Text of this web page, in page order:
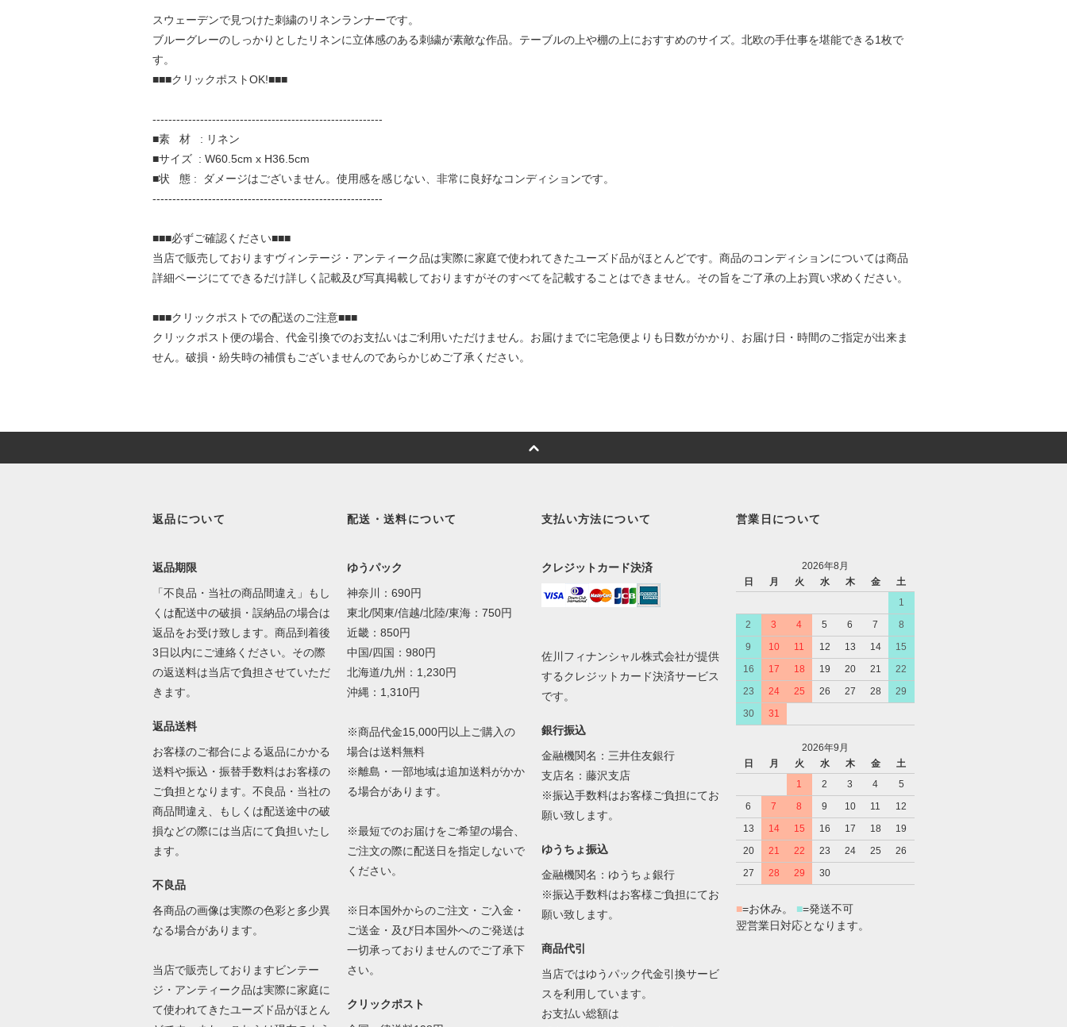
スウェーデンで見つけた刺繍のリネンランナーです。
ブルーグレーのしっかりとしたリネンに立体感のある刺繍が素敵な作品。テーブルの上や棚の上におすすめのサイズ。北欧の手仕事を堪能できる1枚で
す。
■■■クリックポストOK!■■■
----------------------------------------------------------
■素 材 : リネン
■サイズ : W60.5cm x H36.5cm
■状 態 : ダメージはございません。使用感を感じない、非常に良好なコンディションです。
----------------------------------------------------------
■■■必ずご確認ください■■■
当店で販売しておりますヴィンテージ・アンティーク品は実際に家庭で使われてきたユーズド品がほとんどです。商品のコンディションについては商品
詳細ページにてできるだけ詳しく記載及び写真掲載しておりますがそのすべてを記載することはできません。その旨をご了承の上お買い求めください。
■■■クリックポストでの配送のご注意■■■
クリックポスト便の場合、代金引換でのお支払いはご利用いただけません。お届けまでに宅急便よりも日数がかかり、お届け日・時間のご指定が出来ま
せん。破損・紛失時の補償もございませんのであらかじめご了承ください。
返品について
返品期限
「不良品・当社の商品間違え」もし
くは配送中の破損・誤納品の場合は
返品をお受け致します。商品到着後
3日以内にご連絡ください。その際
の返送料は当店で負担させていただ
きます。
返品送料
お客様のご都合による返品にかかる
送料や振込・振替手数料はお客様の
ご負担となります。不良品・当社の
商品間違え、もしくは配送途中の破
損などの際には当店にて負担いたし
ます。
不良品
各商品の画像は実際の色彩と多少異
なる場合があります。
当店で販売しておりますビンテー
ジ・アンティーク品は実際に家庭に
て使われてきたユーズド品がほとん
配送・送料について
ゆうパック
神奈川：690円
東北/関東/信越/北陸/東海：750円
近畿：850円
中国/四国：980円
北海道/九州：1,230円
沖縄：1,310円
※商品代金15,000円以上ご購入の
場合は送料無料
※離島・一部地域は追加送料がかか
る場合があります。
※最短でのお届けをご希望の場合、
ご注文の際に配送日を指定しないで
ください。
※日本国外からのご注文・ご入金・
ご送金・及び日本国外へのご発送は
一切承っておりませんのでご了承下
さい。
クリックポスト
支払い方法について
クレジットカード決済
佐川フィナンシャル株式会社が提供
するクレジットカード決済サービス
です。
銀行振込
金融機関名：三井住友銀行
支店名：藤沢支店
※振込手数料はお客様ご負担にてお
願い致します。
ゆうちょ振込
金融機関名：ゆうちょ銀行
※振込手数料はお客様ご負担にてお
願い致します。
商品代引
当店ではゆうパック代金引換サービ
スを利用しています。
お支払い総額は
営業日について
2026年8月
日
月 火 水 木 金
土
1
2
3 4 5 6 7
8
9
10 11 12 13 14
15
16
17 18 19 20 21
22
23
24 25 26 27 28
29
30
31
2026年9月
日
月 火 水 木 金
土
1
2 3 4
5
6
7 8 9 10 11
12
13
14 15 16 17 18
19
20
21 22 23 24 25
26
27
28 29 30
■=お休み。 ■=発送不可
翌営業日対応となります。